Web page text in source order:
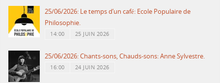
25/06/2026: Le temps d’un café: Ecole Populaire de
Philosophie.
14:00 25 JUIN 2026
25/06/2026: Chants-sons, Chauds-sons: Anne Sylvestre.
16:00 24 JUIN 2026